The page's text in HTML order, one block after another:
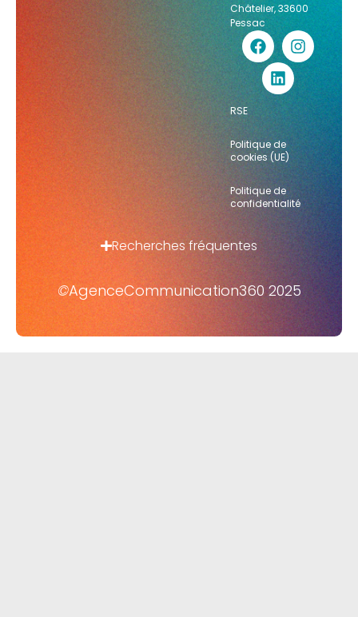
Châtelier, 33600
Pessac
RSE
Politique de
cookies (UE)
Politique de
confidentialité
Recherches fréquentes
©AgenceCommunication360 2025